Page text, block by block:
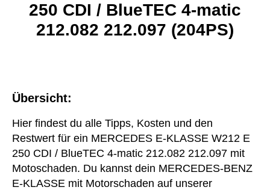
250 CDI / BlueTEC 4-matic
212.082 212.097 (204PS)
Übersicht:
Hier findest du alle Tipps, Kosten und den
Restwert für ein MERCEDES E-KLASSE W212 E
250 CDI / BlueTEC 4-matic 212.082 212.097 mit
Motoschaden. Du kannst dein MERCEDES-BENZ
E-KLASSE mit Motorschaden auf unserer